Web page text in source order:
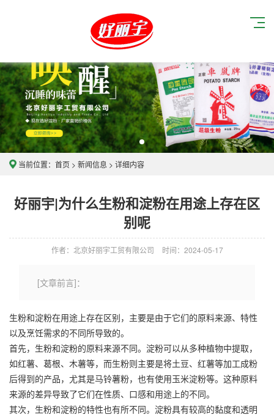
当前位置： 首页 > 新闻信息 > 详细内容
好丽宇|为什么生粉和淀粉在用途上存在区
别呢
作者：北京好丽宇工贸有限公司 时间：2024-05-17
[文章前言]：
生粉和淀粉在用途上存在区别，主要是由于它们的原料来源、特性
以及烹饪需求的不同所导致的。
首先，生粉和淀粉的原料来源不同。淀粉可以从多种植物中提取，
如红薯、葛根、木薯等，而生粉则主要是将土豆、红薯等加工成粉
后得到的产品，尤其是马铃薯粉，也有使用玉米淀粉等。这种原料
来源的差异导致了它们在性质、口感和用途上的不同。
其次，生粉和淀粉的特性也有所不同。淀粉具有较高的黏度和透明